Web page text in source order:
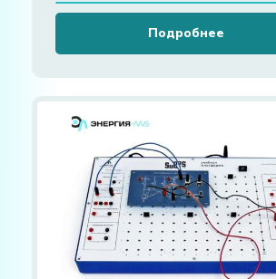
Подробнее